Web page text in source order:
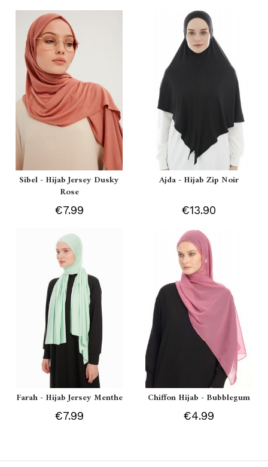
Sibel - Hijab Jersey Dusky
Rose
€7.99
Ajda - Hijab Zip Noir
€13.90
Farah - Hijab Jersey Menthe
€7.99
Chiffon Hijab - Bubblegum
€4.99